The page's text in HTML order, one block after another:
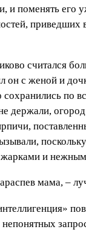
и поменять
приведших
считался
с женой и
по
держали,
и
мама, –